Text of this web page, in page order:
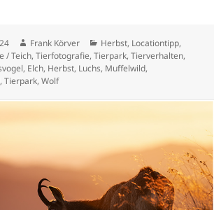
Autor
Frank Körver Kategorien
Herbst, Locationtipp,
/ Teich,Tierfotografie,Tierpark,Tierverhalten,
, Elch, Herbst, Luchs, Muffelwild,
,Tierpark,Wolf